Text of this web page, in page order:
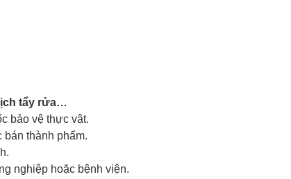
tẩy rửa…
bảo vệ thực vật.
bán thành phẩm.
nghiệp hoặc bệnh viện.